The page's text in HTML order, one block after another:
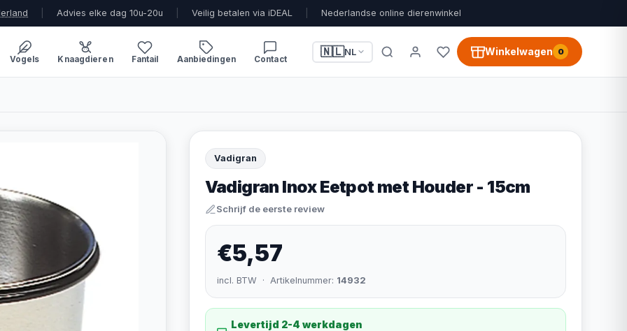
Advies elke dag 10u-20u Veilig betalen via iDEAL Nederlandse online dierenwinkel
Vogels Knaagdieren Fantail Aanbiedingen Contact
🇳🇱NL Winkelwagen 0
Vadigran
Vadigran Inox Eetpot met Houder - 15cm
Schrijf de eerste review
€5,57
incl. BTW · Artikelnummer: 14932
Levertijd 2-4 werkdagen